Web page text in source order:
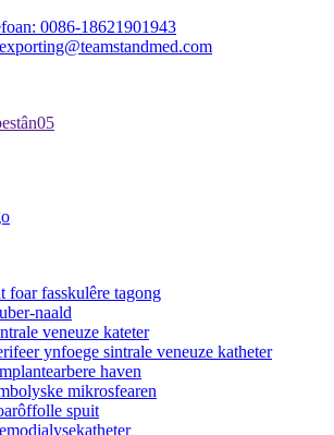
0086-18621901943
foar fasskulêre tagong
naald
veneuze kateter
ynfoege sintrale veneuze katheter
haven
mikrosfearen
spuit